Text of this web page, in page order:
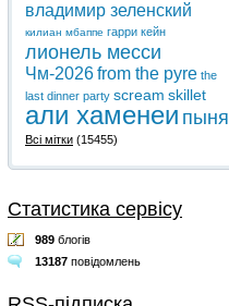
владимир зеленский
килиан мбаппе гарри кейн
лионель месси
Чм-2026from the pyre the
last dinner party scream skillet
али хаменеи пыня
Всі мітки (15455)
Статистика сервісу
989 блогів
13187 повідомлень